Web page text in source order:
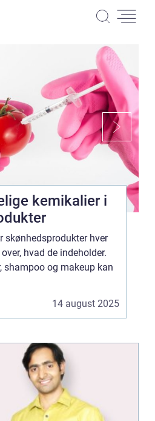
kemikalier i
skønhedsprodukter hver
hvad de indeholder.
shampoo og makeup kan
14 august 2025